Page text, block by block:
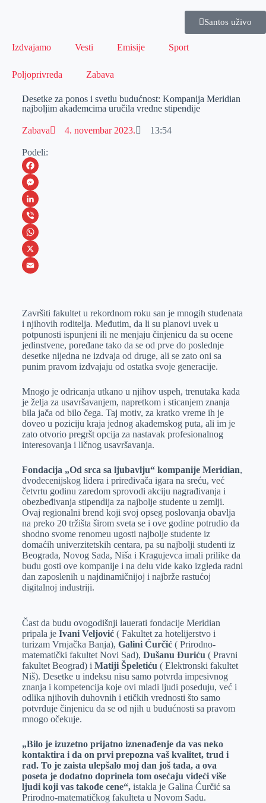
Santos uživo
Izdvajamo Vesti Emisije Sport
Poljoprivreda Zabava
Desetke za ponos i svetlu budućnost: Kompanija Meridian
najboljim akademcima uručila vredne stipendije
Zabava 4. novembar 2023. 13:54
Podeli:
F
a
c
e
b
o
M
e
s
s
e
e
r
L
i
n
k
I
n
V
i
b
W
h
s
A
p
p
X
a
i
l
Završiti fakultet u rekordnom roku san je mnogih studenata
i njihovih roditelja. Međutim, da li su planovi uvek u
potpunosti ispunjeni ili ne menjaju činjenicu da su ocene
jedinstvene, poređane tako da se od prve do poslednje
desetke nijedna ne izdvaja od druge, ali se zato oni sa
punim pravom izdvajaju od ostatka svoje generacije.
Mnogo je odricanja utkano u njihov uspeh, trenutaka kada
je želja za usavršavanjem, napretkom i sticanjem znanja
bila jača od bilo čega. Taj motiv, za kratko vreme ih je
doveo u poziciju kraja jednog akademskog puta, ali im je
zato otvorio pregršt opcija za nastavak profesionalnog
interesovanja i ličnog usavršavanja.
Fondacija „Od srca sa ljubavlju“ kompanije Meridian,
dvodecenijskog lidera i priređivača igara na sreću, već
četvrtu godinu zaredom sprovodi akciju nagrađivanja i
obezbeđivanja stipendija za najbolje studente u zemlji.
Ovaj regionalni brend koji svoj opseg poslovanja obavlja
na preko 20 tržišta širom sveta se i ove godine potrudio da
shodno svome renomeu ugosti najbolje studente iz
domaćih univerzitetskih centara, pa su najbolji studenti iz
Beograda, Novog Sada, Niša i Kragujevca imali prilike da
budu gosti ove kompanije i na delu vide kako izgleda radni
dan zaposlenih u najdinamičnijoj i najbrže rastućoj
digitalnoj industriji.
Čast da budu ovogodišnji lauerati fondacije Meridian
pripala je Ivani Veljović( Fakultet za hotelijerstvo i
turizam Vrnjačka Banja), Galini Ćurčić( Prirodno-
matematički fakultet Novi Sad), Dušanu Đuriću ( Pravni
fakultet Beograd) i Matiji Špeletiću ( Elektronski fakultet
Niš). Desetke u indeksu nisu samo potvrda impesivnog
znanja i kompetencija koje ovi mladi ljudi poseduju, već i
odlika njihovih duhovnih i etičkih vrednosti što samo
potvrđuje činjenicu da se od njih u budućnosti sa pravom
mnogo očekuje.
„Bilo je izuzetno prijatno iznenađenje da vas neko
kontaktira i da on prvi prepozna vaš kvalitet, trud i
rad. To je zaista ulepšalo moj dan još tada, a ova
poseta je dodatno doprinela tom osećaju videći više
ljudi koji vas takođe cene“, istakla je Galina Ćurčić sa
Prirodno-matematičkog fakulteta u Novom Sadu.